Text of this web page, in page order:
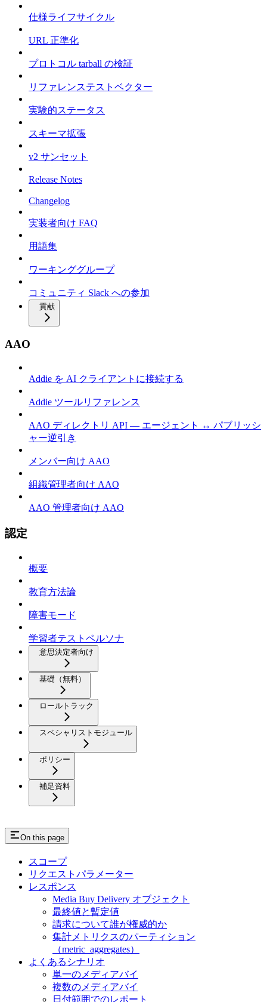
仕様ライフサイクル
URL 正準化
プロトコル tarball の検証
リファレンステストベクター
実験的ステータス
スキーマ拡張
v2 サンセット
Release Notes
Changelog
実装者向け FAQ
用語集
ワーキンググループ
コミュニティ Slack への参加
貢献
AAO
Addie を AI クライアントに接続する
Addie ツールリファレンス
AAO ディレクトリ API — エージェント ↔ パブリッシ
ャー逆引き
メンバー向け AAO
組織管理者向け AAO
AAO 管理者向け AAO
認定
概要
教育方法論
障害モード
学習者テストペルソナ
意思決定者向け
基礎（無料）
ロールトラック
スペシャリストモジュール
ポリシー
補足資料
On this page
スコープ
リクエストパラメーター
レスポンス
Media Buy Delivery オブジェクト
最終値と暫定値
請求について誰が権威的か
集計メトリクスのパーティション
（metric_aggregates）
よくあるシナリオ
単一のメディアバイ
複数のメディアバイ
日付範囲でのレポート